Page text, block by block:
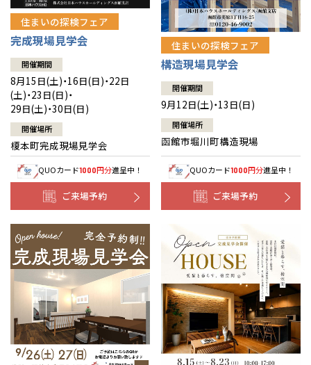
住まいの探検フェア
完成現場見学会
開催期間
8月15日(土)・16日(日)・22日
(土)・23日(日)・
29日(土)・30日(日)
開催場所
榎本町完成現場見学会
QUOカード1000円分進呈中！
ご来場予約
住まいの探検フェア
構造現場見学会
開催期間
9月12日(土)・13日(日)
開催場所
函館市堀川町構造現場
QUOカード1000円分進呈中！
ご来場予約